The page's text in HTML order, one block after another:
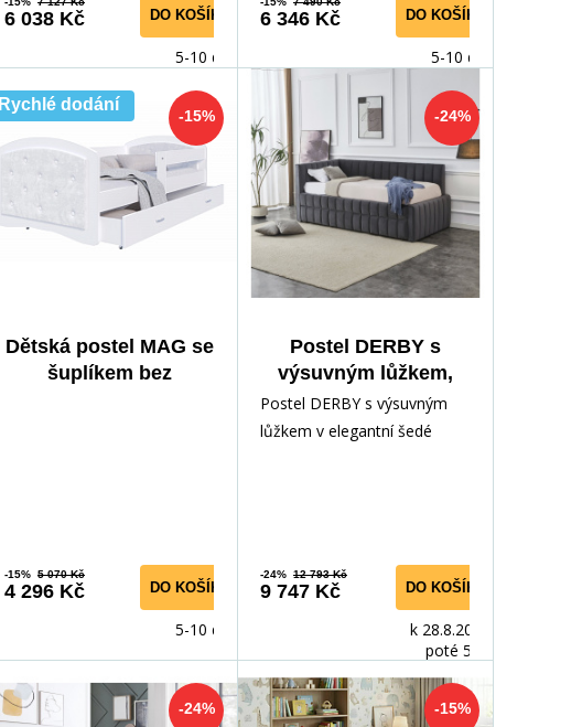
6 038 Kč DO KOŠÍKU
5-10 dnů
6 346 Kč DO KOŠÍKU
5-10 dnů
-15%
Rychlé dodání
Dětská postel MAG se
šuplíkem bez
-15% 5 070 Kč
4 296 Kč DO KOŠÍKU
5-10 dnů
-24%
Postel DERBY s
výsuvným lůžkem,
Šedá
Postel DERBY s výsuvným
lůžkem v elegantní šedé
-24% 12 793 Kč
9 747 Kč DO KOŠÍKU
k 28.8.2026,
poté 5-10
-24% -15%